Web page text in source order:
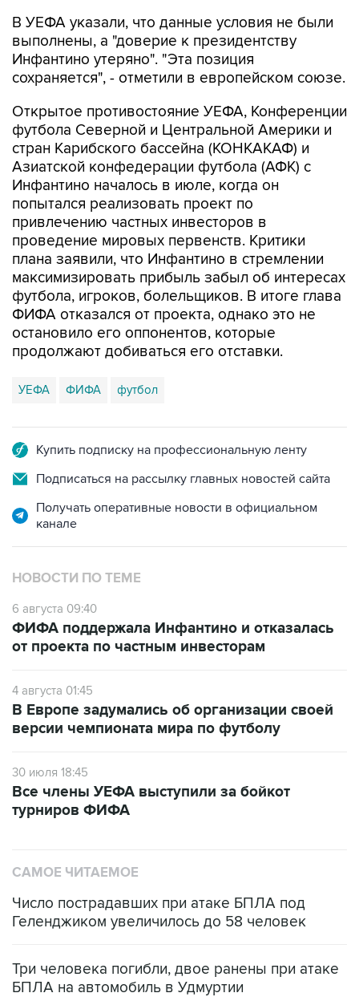
В УЕФА указали, что данные условия не были
выполнены, а "доверие к президентству
Инфантино утеряно". "Эта позиция
сохраняется", - отметили в европейском союзе.
Открытое противостояние УЕФА, Конференции
футбола Северной и Центральной Америки и
стран Карибского бассейна (КОНКАКАФ) и
Азиатской конфедерации футбола (АФК) с
Инфантино началось в июле, когда он
попытался реализовать проект по
привлечению частных инвесторов в
проведение мировых первенств. Критики
плана заявили, что Инфантино в стремлении
максимизировать прибыль забыл об интересах
футбола, игроков, болельщиков. В итоге глава
ФИФА отказался от проекта, однако это не
остановило его оппонентов, которые
продолжают добиваться его отставки.
УЕФА ФИФА футбол
Купить подписку на профессиональную ленту
Подписаться на рассылку главных новостей сайта
Получать оперативные новости в официальном
канале
НОВОСТИ ПО ТЕМЕ
6 августа 09:40
ФИФА поддержала Инфантино и отказалась
от проекта по частным инвесторам
4 августа 01:45
В Европе задумались об организации своей
версии чемпионата мира по футболу
30 июля 18:45
Все члены УЕФА выступили за бойкот
турниров ФИФА
САМОЕ ЧИТАЕМОЕ
Число пострадавших при атаке БПЛА под
Геленджиком увеличилось до 58 человек
Три человека погибли, двое ранены при атаке
БПЛА на автомобиль в Удмуртии